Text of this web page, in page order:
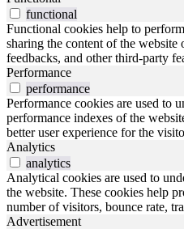
functional
Functional cookies help to
sharing the content of the
feedbacks, and other third-party
Performance
performance
Performance cookies are used to
performance indexes of the
better user experience for the
Analytics
analytics
Analytical cookies are used to
the website. These cookies help
number of visitors, bounce rate,
Advertisement